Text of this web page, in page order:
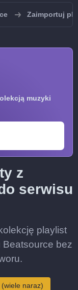
Zaimportuj
muzyki
z
serwisu
playlist
Beatsource bez
naraz)